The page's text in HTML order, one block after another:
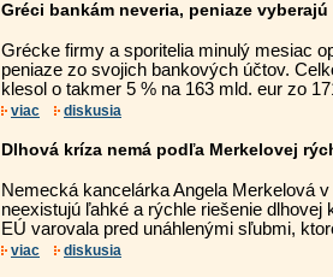
Gréci bankám neveria, peniaze
Grécke firmy a sporitelia minulý mesiac
peniaze zo svojich bankových účtov.
klesol o takmer 5 % na 163 mld. eur zo
viac diskusia
Dlhová kríza nemá podľa Merkelovej
Nemecká kancelárka Angela Merkelová
neexistujú ľahké a rýchle riešenie dlhovej
EÚ varovala pred unáhlenými sľubmi,
viac diskusia